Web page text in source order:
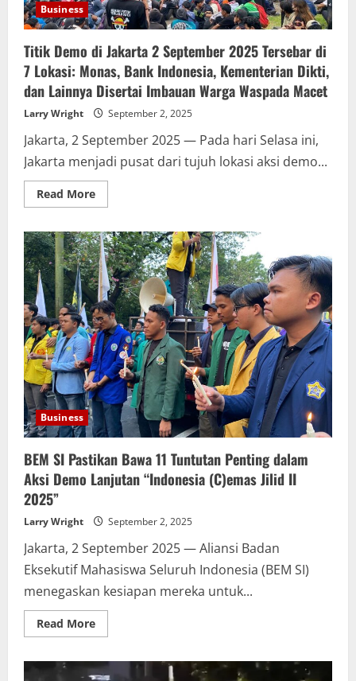
Tomini,
Kedalaman
5
Business
Titik Demo di Jakarta 2 September 2025 Tersebar di
7 Lokasi: Monas, Bank Indonesia, Kementerian Dikti,
dan Lainnya Disertai Imbauan Warga Waspada Macet
Larry Wright September 2, 2025
Jakarta, 2 September 2025 — Pada hari Selasa ini,
Jakarta menjadi pusat dari tujuh lokasi aksi demo...
Read MoreRead
more
Demo
di
Jakarta
2
September
2025
Tersebar
di
7
Lokasi:
Monas,
Bank
Indonesia,
Kementerian
Dikti,
dan
Lainnya
Disertai
Imbauan
Waspada
Macet
Business
BEM SI Pastikan Bawa 11 Tuntutan Penting dalam
Aksi Demo Lanjutan “Indonesia (C)emas Jilid II
2025”
Larry Wright September 2, 2025
Jakarta, 2 September 2025 — Aliansi Badan
Eksekutif Mahasiswa Seluruh Indonesia (BEM SI)
menegaskan kesiapan mereka untuk...
Read MoreRead
more
SI